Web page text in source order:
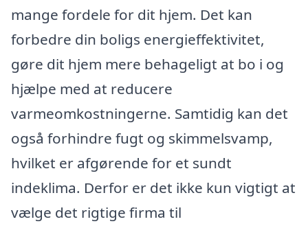
mange fordele for dit hjem. Det kan
forbedre din boligs energieffektivitet,
gøre dit hjem mere behageligt at bo i og
hjælpe med at reducere
varmeomkostningerne. Samtidig kan det
også forhindre fugt og skimmelsvamp,
hvilket er afgørende for et sundt
indeklima. Derfor er det ikke kun vigtigt at
vælge det rigtige firma til